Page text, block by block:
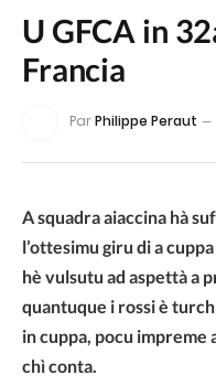
U GFCA in
Francia
ParPhilippe Peraut
A squadra aiaccina hà
l’ottesimu giru di a
hè vulsutu ad aspettà a
quantuque i rossi è
in cuppa, pocu impreme
chì conta.